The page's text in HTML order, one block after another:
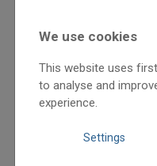
A
We use cookies
This website uses
to analyse and
experience.
Settings